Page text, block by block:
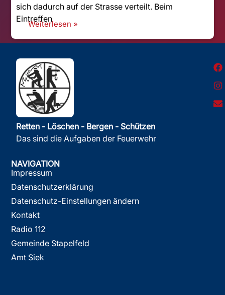
sich dadurch auf der Strasse verteilt. Beim
Eintreffen
Weiterlesen »
Retten - Löschen - Bergen - Schützen
Das sind die Aufgaben der Feuerwehr
NAVIGATION
Impressum
Datenschutzerklärung
Datenschutz-Einstellungen ändern
Kontakt
Radio 112
Gemeinde Stapelfeld
Amt Siek